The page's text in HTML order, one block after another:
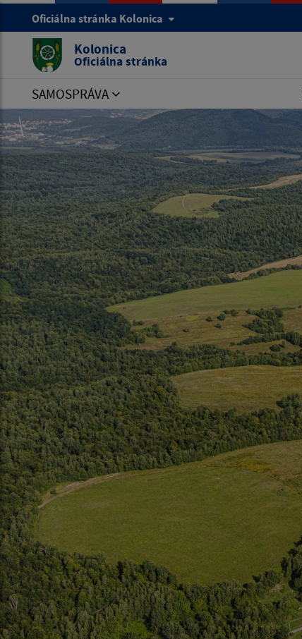
Oficiálna stránka Kolonica
Kolonica
Oficiálna stránka
SAMOSPRÁVA